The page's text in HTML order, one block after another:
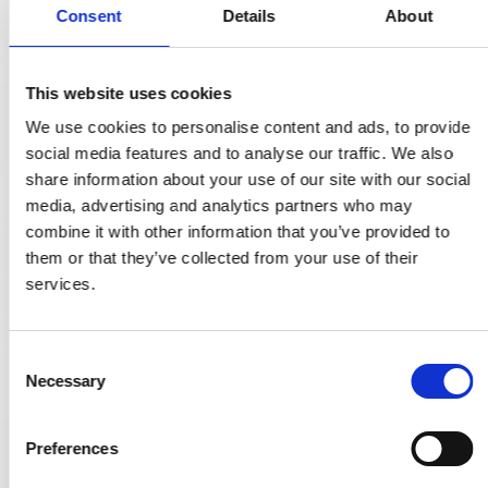
Consent Details About
This website uses cookies
We use cookies to personalise content and ads, to provide
social media features and to analyse our traffic. We also
share information about your use of our site with our social
media, advertising and analytics partners who may
combine it with other information that you’ve provided to
them or that they’ve collected from your use of their
services.
Necessary
Preferences
DND Türgriff - Datenschutzsperre - Satin Chrom - Alfonso Femia